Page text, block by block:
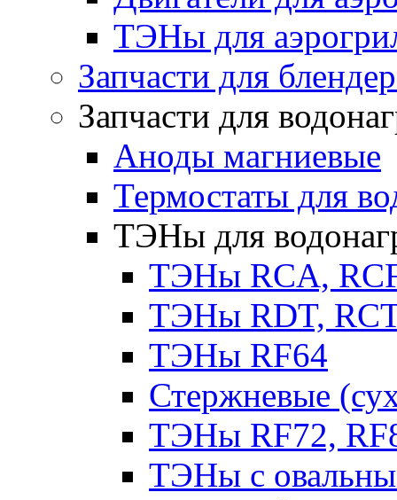
ТЭНы для
Запчасти для
Запчасти для
Аноды магниевые
Термостаты для
ТЭНы для
ТЭНы RCA,
ТЭНы RDT,
ТЭНы RF64
Стержневые
ТЭНы RF72,
ТЭНы с